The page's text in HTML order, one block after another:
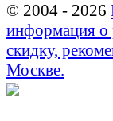
© 2004 - 2026
информация о
скидку,
Москве.